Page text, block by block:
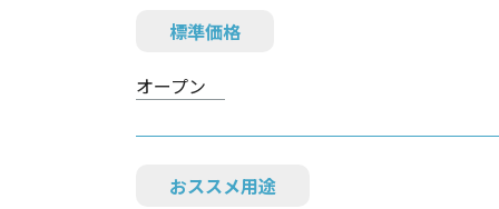
標準価格
オープン
おススメ用途